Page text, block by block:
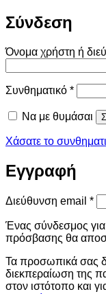
Σύνδεση
Όνομα χρήστη ή
Συνθηματικό *
Να με θυμάσαι
Χάσατε το
Εγγραφή
Διεύθυνση email *
Ένας σύνδεσμος για
πρόσβασης θα
Τα προσωπικά σας
διεκπεραίωση της
στον ιστότοπο και